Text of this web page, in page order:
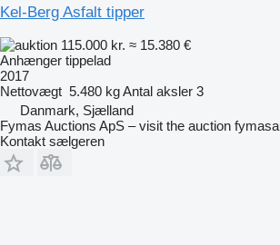
Kel-Berg Asfalt tipper
115.000 kr. ≈ 15.380 €
Anhænger tippelad
2017
Nettovægt 5.480 kgAntal aksler 3
Danmark, Sjælland
Fymas Auctions ApS – visit the auction
Kontakt sælgeren